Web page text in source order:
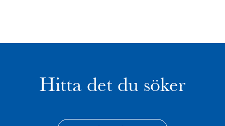
Hitta det du söker